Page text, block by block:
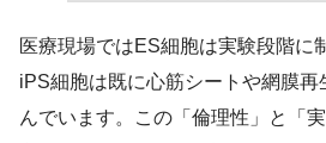
医療現場ではES細胞は実験段階に
iPS細胞は既に心筋シートや網膜再
んでいます。この「倫理性」と「